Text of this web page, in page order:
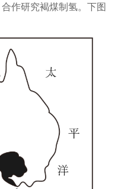
作研究褐煤制氢。下图